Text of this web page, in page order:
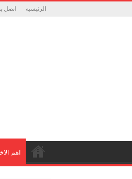
الرئيسية اتصل
اهم